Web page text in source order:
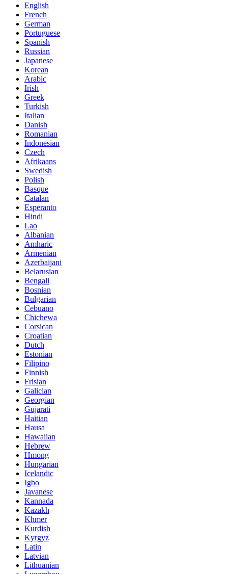
English
French
German
Portuguese
Spanish
Russian
Japanese
Korean
Arabic
Irish
Greek
Turkish
Italian
Danish
Romanian
Indonesian
Czech
Afrikaans
Swedish
Polish
Basque
Catalan
Esperanto
Hindi
Lao
Albanian
Amharic
Armenian
Azerbaijani
Belarusian
Bengali
Bosnian
Bulgarian
Cebuano
Chichewa
Corsican
Croatian
Dutch
Estonian
Filipino
Finnish
Frisian
Galician
Georgian
Gujarati
Haitian
Hausa
Hawaiian
Hebrew
Hmong
Hungarian
Icelandic
Igbo
Javanese
Kannada
Kazakh
Khmer
Kurdish
Kyrgyz
Latin
Latvian
Lithuanian